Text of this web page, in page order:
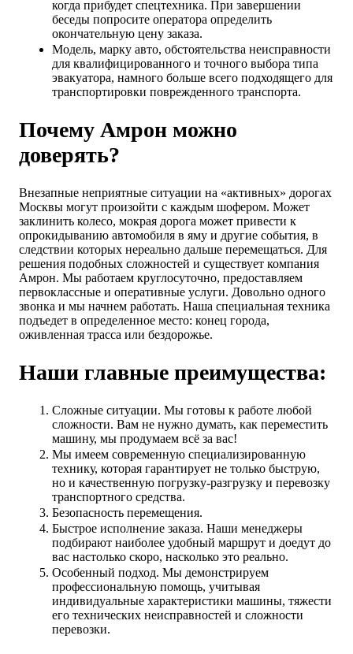
когда прибудет спецтехника. При завершении
беседы попросите оператора определить
окончательную цену заказа.
Модель, марку авто, обстоятельства неисправности
для квалифицированного и точного выбора типа
эвакуатора, намного больше всего подходящего для
транспортировки поврежденного транспорта.
Почему Амрон можно
доверять?
Внезапные неприятные ситуации на «активных» дорогах
Москвы могут произойти с каждым шофером. Может
заклинить колесо, мокрая дорога может привести к
опрокидыванию автомобиля в яму и другие события, в
следствии которых нереально дальше перемещаться. Для
решения подобных сложностей и существует компания
Амрон. Мы работаем круглосуточно, предоставляем
первоклассные и оперативные услуги. Довольно одного
звонка и мы начнем работать. Наша специальная техника
подъедет в определенное место: конец города,
оживленная трасса или бездорожье.
Наши главные преимущества:
Сложные ситуации. Мы готовы к работе любой
сложности. Вам не нужно думать, как переместить
машину, мы продумаем всё за вас!
Мы имеем современную специализированную
технику, которая гарантирует не только быструю,
но и качественную погрузку-разгрузку и перевозку
транспортного средства.
Безопасность перемещения.
Быстрое исполнение заказа. Наши менеджеры
подбирают наиболее удобный маршрут и доедут до
вас настолько скоро, насколько это реально.
Особенный подход. Мы демонстрируем
профессиональную помощь, учитывая
индивидуальные характеристики машины, тяжести
его технических неисправностей и сложности
перевозки.